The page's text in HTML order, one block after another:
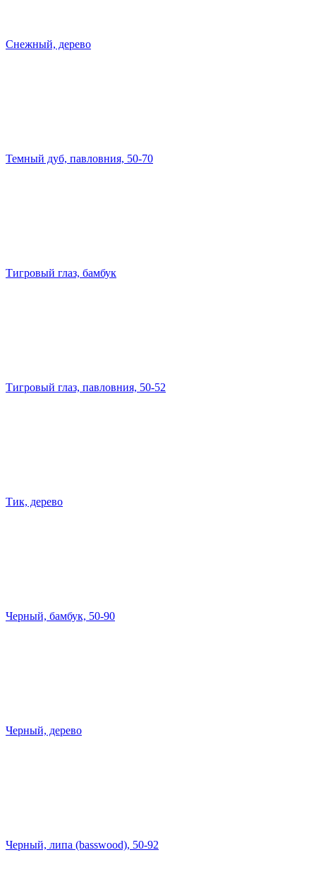
Снежный, дерево
Темный дуб, павловния, 50-70
Тигровый глаз, бамбук
Тигровый глаз, павловния, 50-52
Тик, дерево
Черный, бамбук, 50-90
Черный, дерево
Черный, липа (basswood), 50-92